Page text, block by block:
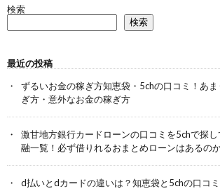
検索
検索
最近の投稿
ずるいお金の稼ぎ方知恵袋・5chの口コミ！あ
ぎ方・意外なお金の稼ぎ方
激甘地方銀行カードローンの口コミを5chで探
融一覧！必ず借りれるおまとめローンはあるの
d払いとdカードの違いは？知恵袋と5chの口コ